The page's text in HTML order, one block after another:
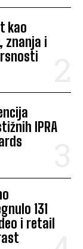
kao
znanja i
IPRA
131
i retail